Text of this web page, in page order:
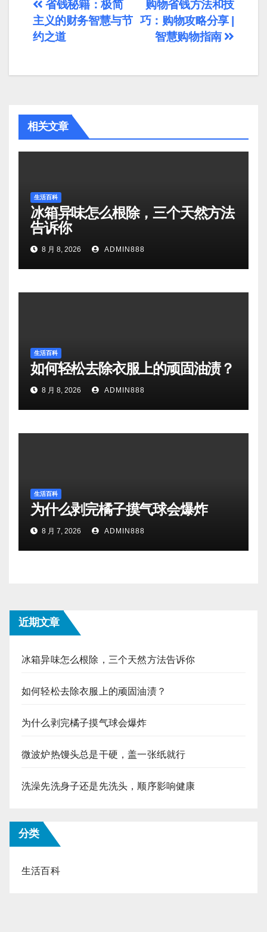
文
章
航
购物省钱方法和技
巧：购物攻略分享 |
智慧购物指南
省钱秘籍：极简
主义的财务智慧与节
约之道
相关文章
生活百科
冰箱异味怎么根除，三个天然方法
告诉你
8 月 8, 2026 ADMIN888
生活百科
如何轻松去除衣服上的顽固油渍？
8 月 8, 2026 ADMIN888
生活百科
为什么剥完橘子摸气球会爆炸
8 月 7, 2026 ADMIN888
近期文章
冰箱异味怎么根除，三个天然方法告诉你
如何轻松去除衣服上的顽固油渍？
为什么剥完橘子摸气球会爆炸
微波炉热馒头总是干硬，盖一张纸就行
洗澡先洗身子还是先洗头，顺序影响健康
分类
生活百科